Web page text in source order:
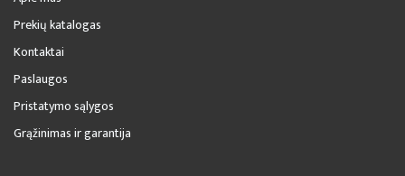
Prekių katalogas
Kontaktai
Paslaugos
Pristatymo sąlygos
Grąžinimas ir garantija